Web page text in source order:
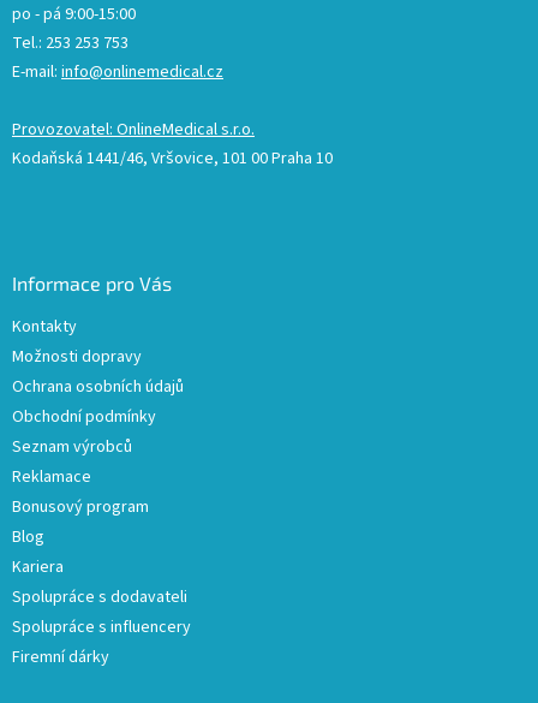
po - pá 9:00-15:00
Tel.: 253 253 753
E-mail: info@onlinemedical.cz
Provozovatel: OnlineMedical s.r.o.
Kodaňská 1441/46, Vršovice, 101 00 Praha 10
Informace pro Vás
Kontakty
Možnosti dopravy
Ochrana osobních údajů
Obchodní podmínky
Seznam výrobců
Reklamace
Bonusový program
Blog
Kariera
Spolupráce s dodavateli
Spolupráce s influencery
Firemní dárky